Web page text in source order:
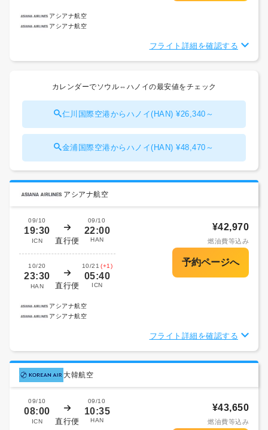
アシアナ航空
アシアナ航空
フライト詳細を確認する
カレンダーでソウル⇔ハノイの最安値をチェック
仁川国際空港からハノイ(HAN) ¥26,340～
金浦国際空港からハノイ(HAN) ¥48,470～
アシアナ航空
09/10
19:30
ICN 直行便
09/10
22:00
HAN
10/20
23:30
HAN 直行便
10/21 (+1)
05:40
ICN
¥42,970
燃油費等込み
アシアナ航空
アシアナ航空
フライト詳細を確認する
大韓航空
09/10
08:00
ICN 直行便
09/10
10:35
HAN
¥43,650
燃油費等込み